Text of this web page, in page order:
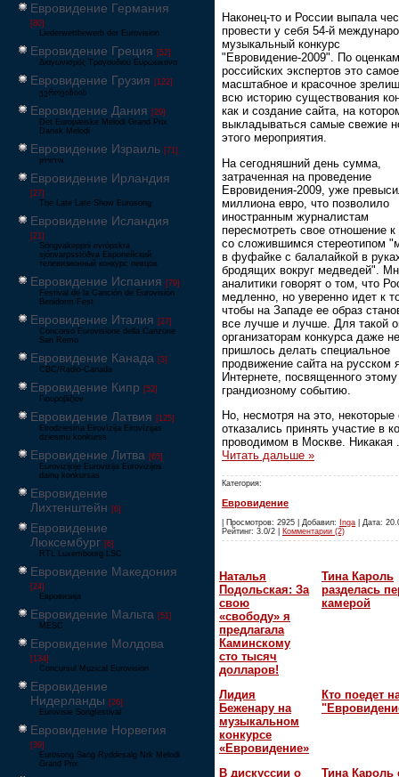
Евровидение Германия
[80]
Liederwettbewerb der Eurovision
Евровидение Греция [52]
Διαγωνισμός Τραγουδιού Ευρώεικονα
Евровидение Грузия [122]
ევროვიზიის
Евровидение Дания [29]
Det Europæiske Melodi Grand Prix
Dansk Melodi
Евровидение Израиль [71]
‏אירוויזיון
Евровидение Ирландия
[27]
The Late Late Show Eurosong
Евровидение Исландия
[21]
Söngvakeppni evrópskra
sjónvarpsstöðva Европейский
телевизионный конкурс певцов
Евровидение Испания [79]
Festival de la Canción de Eurovisión
Benidorm Fest
Евровидение Италия [27]
Concorso Eurovisione della Canzone
San Remo
Евровидение Канада [3]
CBC/Radio-Canada
Евровидение Кипр [52]
Γιουροβίζιον
Евровидение Латвия [125]
Eirodziesma Eirovīzija Eirovīzijas
dziesmu konkurss
Евровидение Литва [65]
Eurovizijoje Eurovizija Eurovizijos
dainų konkursas
Евровидение
Лихтенштейн [6]
Евровидение
Люксембург [6]
RTL Luxembourg LSC
Евровидение Македония
[24]
Евровизија
Евровидение Мальта [51]
MESC
Евровидение Молдова
[134]
Concursul Muzical Eurovision
Евровидение
Нидерланды [26]
Eurovisie Songfestival
Евровидение Норвегия
[39]
Eurosong Sang Ryddesalg Nrk Melodi
Grand Prix
Наконец-то и России выпала
провести у себя 54-й
музыкальный конкурс
"Евровидение-2009". По оценкам
российских экспертов это самое
масштабное и красочное
всю историю существования
как и создание сайта, на
выкладываться самые свежие
этого мероприятия.
На сегодняшний день сумма,
затраченная на проведение
Евровидения-2009, уже
миллиона евро, что позволило
иностранным журналистам
пересмотреть свое отношение к
со сложившимся стереотипом
в фуфайке с балалайкой в
бродящих вокруг медведей".
аналитики говорят о том, что
медленно, но уверенно идет к
чтобы на Западе ее образ
все лучше и лучше. Для такой
организаторам конкурса даже не
пришлось делать специальное
продвижение сайта на русском
Интернете, посвященного этому
грандиозному событию.
Но, несмотря на это, некоторые
отказались принять участие в
проводимом в Москве. Никакая
Читать дальше »
Категория:
Евровидение
| Просмотров: 2925 | Добавил: Inga | Дата:
Рейтинг: 3.0/2 | Комментарии (2)
Наталья
Подольская: За
свою
«свободу» я
предлагала
Каминскому
сто тысяч
долларов!
Тина Кароль
разделась
камерой
Лидия
Беженару на
музыкальном
конкурсе
«Евровидение»
Кто поедет
В дискуссии о
Тина Кароль